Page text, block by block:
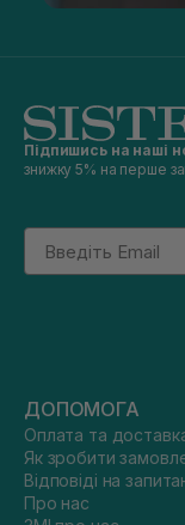
Підпишись на наші
знижку 5% на перше
Email
ДОПОМОГА
Оплата та
Як зробити
Відповіді на
Про нас